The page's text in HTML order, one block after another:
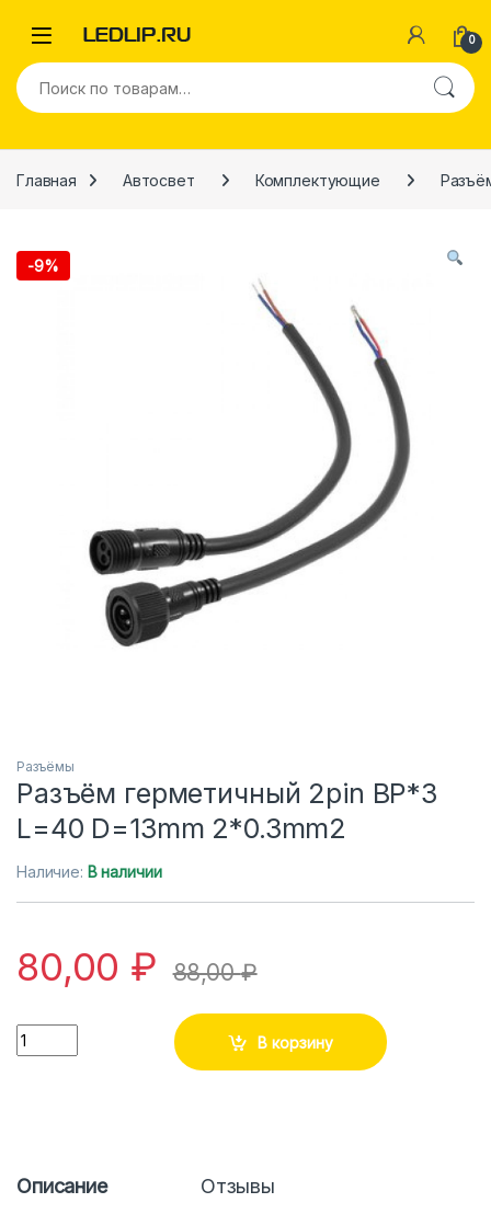
0
Искать:
Главная Автосвет Комплектующие
-9%
Разъёмы
Разъём герметичный 2pin BP*3
L=40 D=13mm 2*0.3mm2
Наличие: В наличии
80,00 ₽ 88,00₽
Количество
В корзину
Описание Отзывы